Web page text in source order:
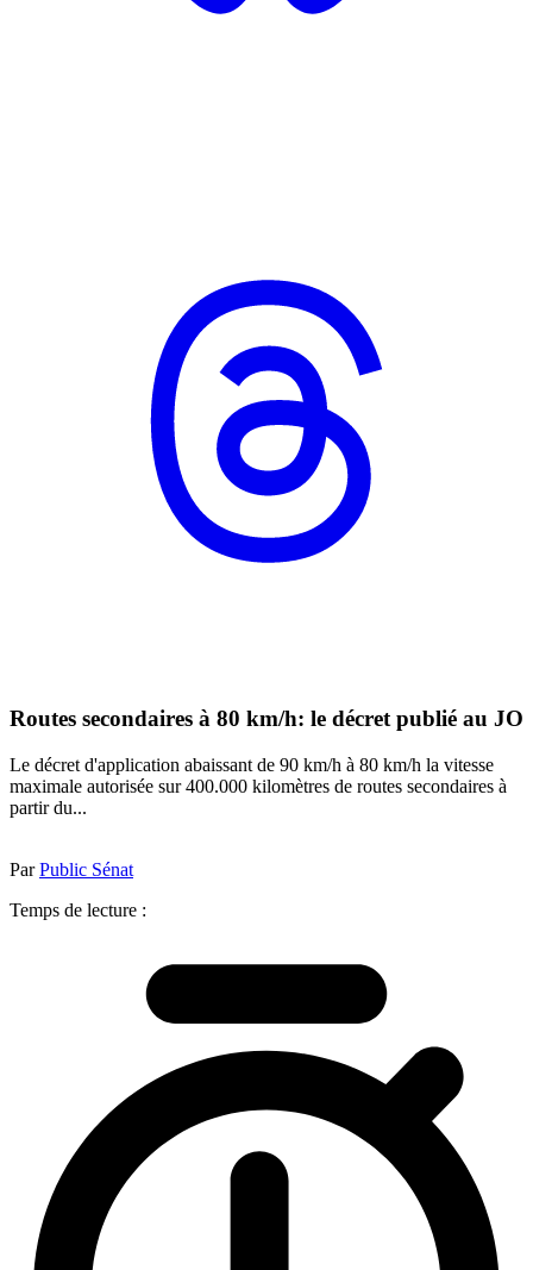
Routes secondaires à 80 km/h: le décret publié au JO
Le décret d'application abaissant de 90 km/h à 80 km/h la vitesse
maximale autorisée sur 400.000 kilomètres de routes secondaires à
partir du...
ParPublic Sénat
Temps de lecture :